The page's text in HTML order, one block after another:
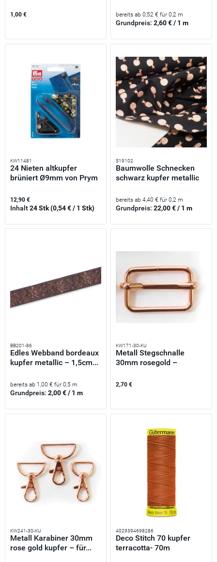
1,00 € bereits ab 0,52 € für 0,2 m
Grundpreis:2,60 € / 1 m
KW11481
24 Nieten altkupfer
brüniert Ø9mm von Prym
12,90 €
Inhalt24 Stk(0,54 € / 1 Stk)
S19102
Baumwolle Schnecken
schwarz kupfer metallic
bereits ab 4,40 € für 0,2 m
Grundpreis:22,00 € / 1 m
BB201-86
Edles Webband bordeaux
kupfer metallic – 1,5cm...
bereits ab 1,00 € für 0,5 m
Grundpreis:2,00 € / 1 m
KW171-30-KU
Metall Stegschnalle
30mm rosegold –
2,70 €
KW241-30-KU
Metall Karabiner 30mm
rose gold kupfer – für...
4029394698286
Deco Stitch 70 kupfer
terracotta- 70m